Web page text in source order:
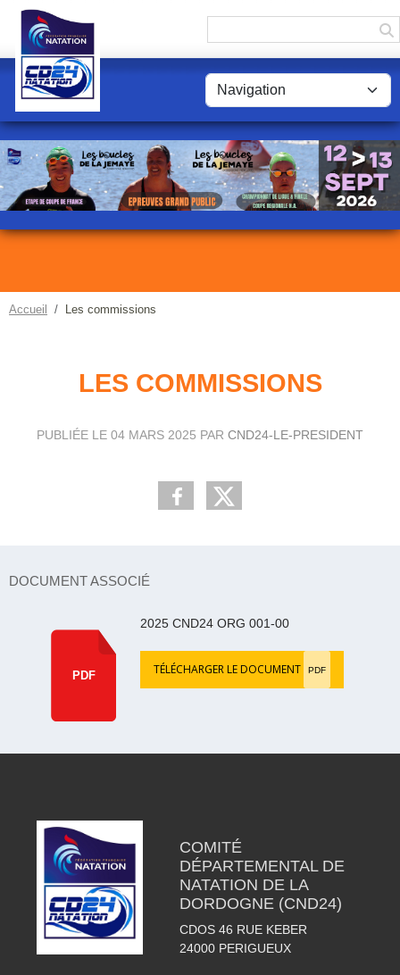
Accueil Les commissions
LES COMMISSIONS
PUBLIÉE LE 04 MARS 2025 PAR CND24-LE-PRESIDENT
DOCUMENT ASSOCIÉ
PDF
2025 CND24 ORG 001-00
TÉLÉCHARGER LE DOCUMENT PDF
COMITÉ
DÉPARTEMENTAL DE
NATATION DE LA
DORDOGNE (CND24)
CDOS 46 RUE KEBER
24000 PERIGUEUX
Panneau de gestion des cookies